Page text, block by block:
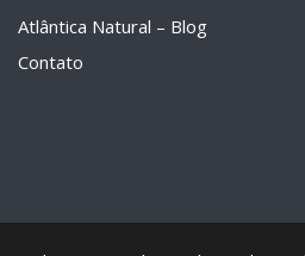
Atlântica Natural – Blog
Contato